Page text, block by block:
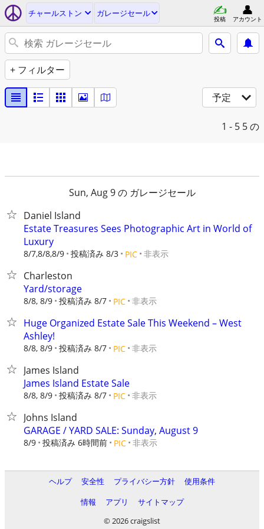
チャールストン ガレージセール
投稿 アカウント
+ フィルター
予定
1 - 5 5 の
Sun, Aug 9 の ガレージセール
Daniel Island
Estate Treasures Sees Photographic Art in World of
Luxury
8/7,8/8,8/9 投稿済み 8/3 PIC 非表示
Charleston
Yard/storage
8/8, 8/9 投稿済み 8/7 PIC 非表示
Huge Organized Estate Sale This Weekend – West
Ashley!
8/8, 8/9 投稿済み 8/7 PIC 非表示
James Island
James Island Estate Sale
8/8, 8/9 投稿済み 8/7 PIC 非表示
Johns Island
GARAGE / YARD SALE: Sunday, August 9
8/9 投稿済み 6時間前 PIC 非表示
ヘルプ 安全性 プライバシー方針
使用条件
情報
アプリ
サイトマップ
© 2026 craigslist